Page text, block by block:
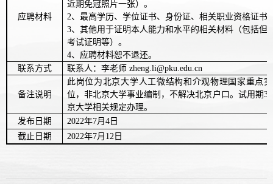
应聘材料
近期免冠照片一张）。
2、最高学历、学位证书、身份证、相关职业资格证书
3、其他用于证明本人能力和水平的相关材料（包括但
考试证明等）。
4、应聘材料恕不退还。
联系方式
联系人：李老师 zheng.li@pku.edu.cn
备注说明
此岗位为北京大学人工微结构和介观物理国家重点
位，非北京大学事业编制，不解决北京户口。试用期3
京大学相关规定办理。
发布日期
2022年7月 4 日
截止日期
2022年7月 12 日